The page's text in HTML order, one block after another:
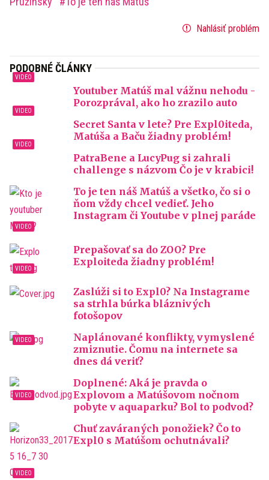
Nahlásiť problém
PODOBNÉ ČLÁNKY
Youtuber Matúš mal vážnu nehodu -
Porozprával, ako ho zrazilo auto
Secret Santa v lete? Pre Expl0iteda,
Matúša a Baču žiadny problém!
PatraBene a LucyPug si zahrali
challenge s názvom Čo je v krabici!
To je ten náš Matúš a všetko, čo si o
ňom vždy chcel vedieť. Jeho
Instagram či Youtube v plnej paráde
Prepašovať sa do ZOO? Pre
Exploiteda žiadny problém!
Zaslúži si to Expl0? Na Instagrame
sa strhla búrka bláznivých
fotošopov
Naplánované konflikty, vymyslené
zmiznutie. Čomu na internete sa
dnes dá veriť?
Doplnené: Aká je pravda o
Explovom a Matúšovom nočnom
pobyte v aquaparku? Bol to podvod?
Chuť zaváraných ponožiek? Čo to
Expl0 s Matúšom ochutnávali?